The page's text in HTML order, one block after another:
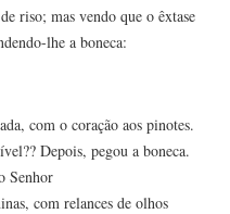
riso; mas vendo que o êxtase
lhe a boneca:
com o coração aos pinotes.
Depois, pegou a boneca.
Senhor
com relances de olhos